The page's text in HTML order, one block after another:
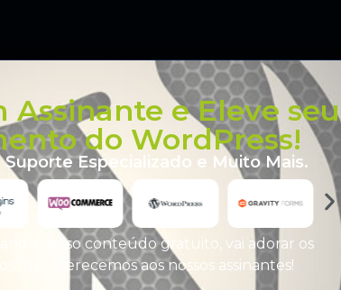
Assinante e Eleve seu
do WordPress!
Suporte Especializado e Muito Mais.
nosso conteúdo gratuito, vai adorar os
que oferecemos aos nossos assinantes!